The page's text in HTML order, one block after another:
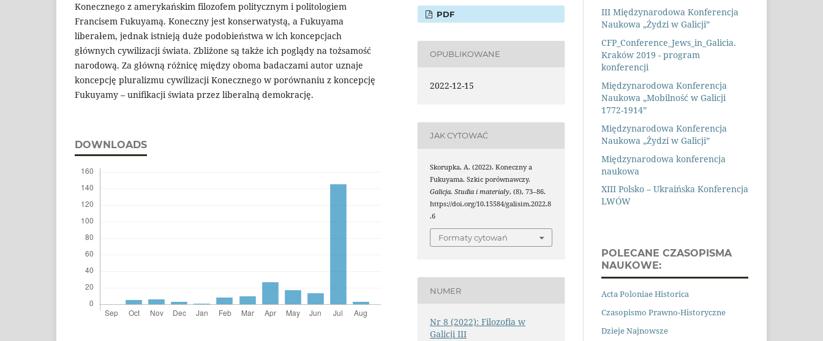
Konecznego z amerykańskim filozofem politycznym i politologiem
Francisem Fukuyamą. Koneczny jest konserwatystą, a Fukuyama
liberałem, jednak istnieją duże podobieństwa w ich koncepcjach
głównych cywilizacji świata. Zbliżone są także ich poglądy na tożsamość
narodową. Za główną różnicę między oboma badaczami autor uznaje
koncepcję pluralizmu cywilizacji Konecznego w porównaniu z koncepcję
Fukuyamy – unifikacji świata przez liberalną demokrację.
DOWNLOADS
PDF
OPUBLIKOWANE
2022-12-15
JAK CYTOWAĆ
Skorupka, A. (2022). Koneczny a
Fukuyama. Szkic porównawczy.
Galicja. Studia i materiały, (8), 73–86.
https://doi.org/10.15584/galisim.2022.8
.6
Formaty cytowań
NUMER
Nr 8 (2022): Filozofia w
Galicji III
III Międzynarodowa Konferencja
Naukowa „Żydzi w Galicji”
CFP_Conference_Jews_in_Galicia.
Kraków 2019 - program
konferencji
Międzynarodowa Konferencja
Naukowa „Mobilność w Galicji
1772-1914”
Międzynarodowa Konferencja
Naukowa „Żydzi w Galicji”
Międzynarodowa konferencja
naukowa
XIII Polsko – Ukraińska Konferencja
LWÓW
POLECANE CZASOPISMA
NAUKOWE:
Acta Poloniae Historica
Czasopismo Prawno-Historyczne
Dzieje Najnowsze